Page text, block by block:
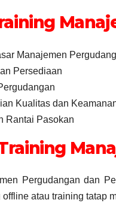
Manajemen
Persediaan
Kualitas dan
Rantai Pasokan
Pergudangan dan
atau training tatap